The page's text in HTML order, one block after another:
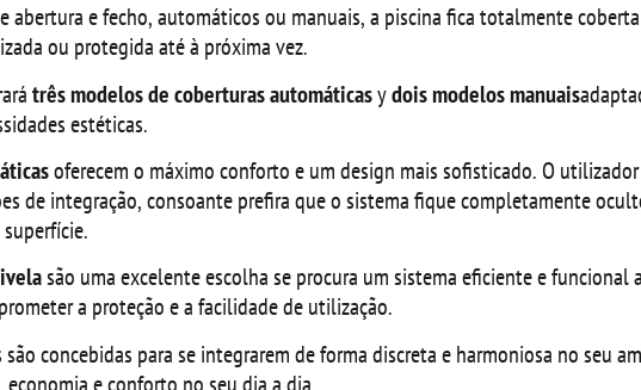
abertura e fecho, automáticos ou manuais, a piscina fica totalmente
ou protegida até à próxima vez.
três modelos de coberturas automáticasydois modelos manuais
estéticas.
oferecem o máximo conforto e um design mais sofisticado. O
de integração, consoante prefira que o sistema fique completamente
são uma excelente escolha se procura um sistema eficiente e funcional
a proteção e a facilidade de utilização.
são concebidas para se integrarem de forma discreta e harmoniosa no seu
e conforto no seu dia a dia.